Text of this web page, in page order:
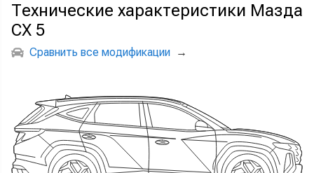
Технические характеристики Мазда
СХ 5
Сравнить все модификации →